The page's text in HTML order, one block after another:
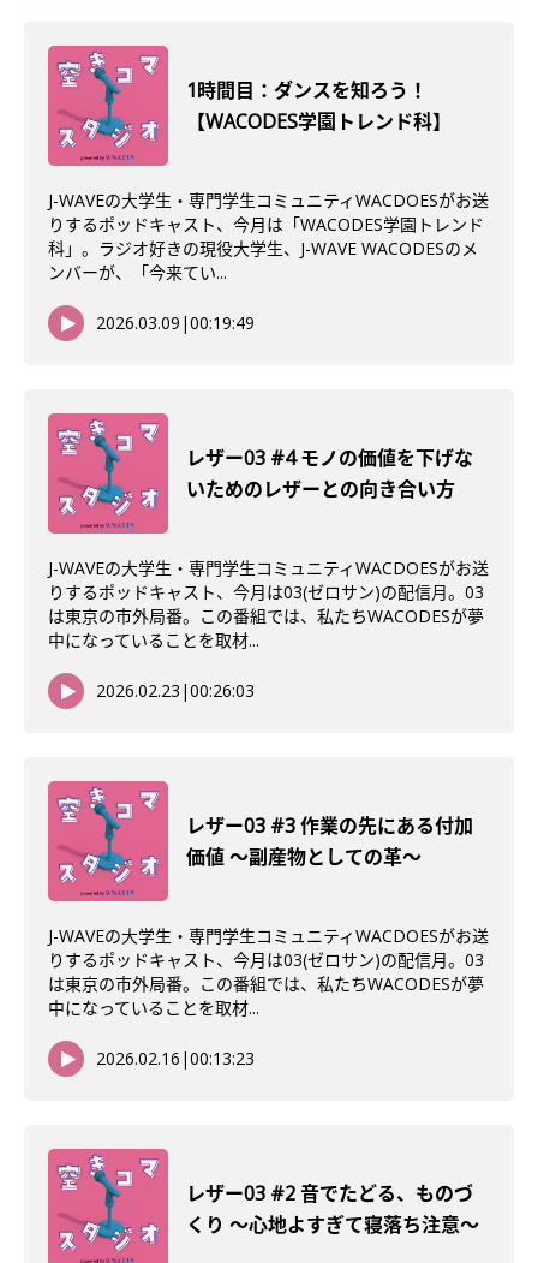
1時間目：ダンスを知ろう！
【WACODES学園トレンド科】
J-WAVEの大学生・専門学生コミュニティWACDOESがお送
りするポッドキャスト、今月は「WACODES学園トレンド
科」。ラジオ好きの現役大学生、J-WAVE WACODESのメ
ンバーが、「今来てい...
2026.03.09 |00:19:49
レザー03 #4 モノの価値を下げな
いためのレザーとの向き合い方
J-WAVEの大学生・専門学生コミュニティWACDOESがお送
りするポッドキャスト、今月は03(ゼロサン)の配信月。03
は東京の市外局番。この番組では、私たちWACODESが夢
中になっていることを取材...
2026.02.23 |00:26:03
レザー03 #3 作業の先にある付加
価値 〜副産物としての革〜
J-WAVEの大学生・専門学生コミュニティWACDOESがお送
りするポッドキャスト、今月は03(ゼロサン)の配信月。03
は東京の市外局番。この番組では、私たちWACODESが夢
中になっていることを取材...
2026.02.16 |00:13:23
レザー03 #2 音でたどる、ものづ
くり 〜心地よすぎて寝落ち注意〜